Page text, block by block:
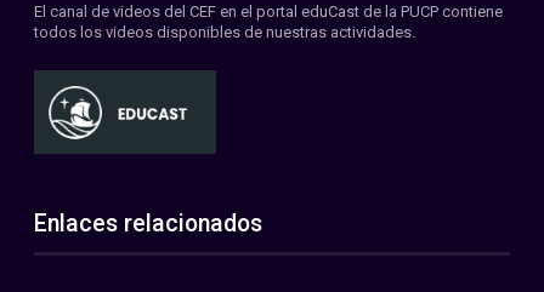
El canal de videos del CEF en el portal eduCast de la PUCP contiene
todos los videos disponibles de nuestras actividades.
Enlaces relacionados